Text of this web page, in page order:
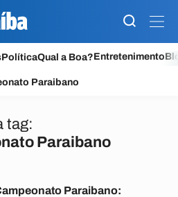
PolíticaQual a Boa?Entretenimento
Paraibano
tag:
Paraibano
Paraibano: